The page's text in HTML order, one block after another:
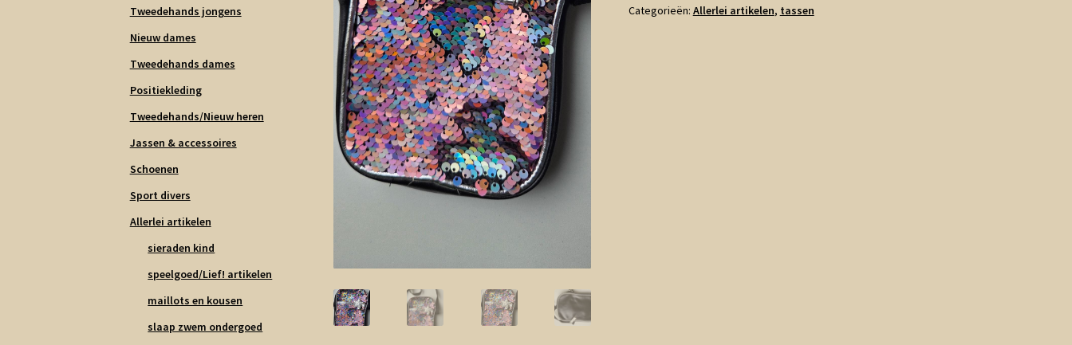
als
Categorieën: Allerlei artikelen, tassen
Tweedehands jongens
Nieuw dames
Tweedehands dames
Positiekleding
Tweedehands/Nieuw heren
Jassen & accessoires
Schoenen
Sport divers
Allerlei artikelen
sieraden kind
speelgoed/Lief! artikelen
maillots en kousen
slaap zwem ondergoed